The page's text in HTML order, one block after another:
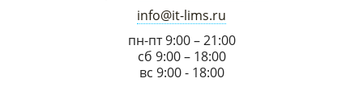
info@it-lims.ru
пн-пт 9:00 – 21:00
сб 9:00 – 18:00
вс 9:00 - 18:00